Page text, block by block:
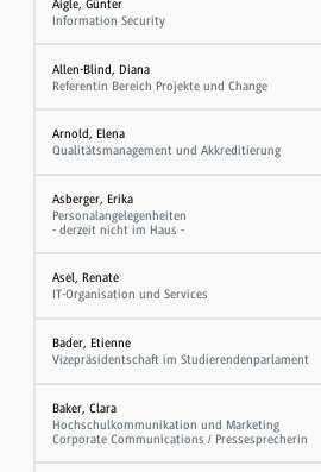
Aigle, Günter
Information Security
Allen-Blind, Diana
Referentin Bereich Projekte und Change
Arnold, Elena
Qualitätsmanagement und Akkreditierung
Asberger, Erika
Personalangelegenheiten
- derzeit nicht im Haus -
Asel, Renate
IT-Organisation und Services
Bader, Etienne
Vizepräsidentschaft im Studierendenparlament
Baker, Clara
Hochschulkommunikation und Marketing
Corporate Communications / Pressesprecherin